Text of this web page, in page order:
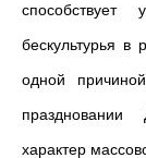
способствует
бескультурья
одной
характер